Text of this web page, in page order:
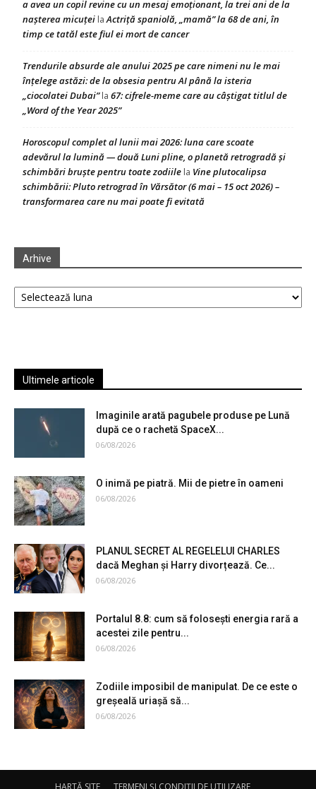
a avea un copil revine cu un mesaj emoționant, la trei ani de la
nașterea micuței laActriță spaniolă, „mamă” la 68 de ani, în
timp ce tatăl este fiul ei mort de cancer
Trendurile absurde ale anului 2025 pe care nimeni nu le mai
înțelege astăzi: de la obsesia pentru AI până la isteria
„ciocolatei Dubai”la 67: cifrele-meme care au câștigat titlul de
„Word of the Year 2025”
Horoscopul complet al lunii mai 2026: luna care scoate
adevărul la lumină — două Luni pline, o planetă retrogradă și
schimbări bruște pentru toate zodiile la Vine plutocalipsa
schimbării: Pluto retrograd în Vărsător (6 mai – 15 oct 2026) –
transformarea care nu mai poate fi evitată
Arhive
Arhive
Ultimele articole
Imaginile arată pagubele produse pe Lună
după ce o rachetă SpaceX...
06/08/2026
O inimă pe piatră. Mii de pietre în oameni
06/08/2026
PLANUL SECRET AL REGELELUI CHARLES
dacă Meghan și Harry divorțează. Ce...
06/08/2026
Portalul 8.8: cum să folosești energia rară a
acestei zile pentru...
06/08/2026
Zodiile imposibil de manipulat. De ce este o
greșeală uriașă să...
06/08/2026
HARTĂ SITE TERMENI ȘI CONDIȚII DE UTILIZARE